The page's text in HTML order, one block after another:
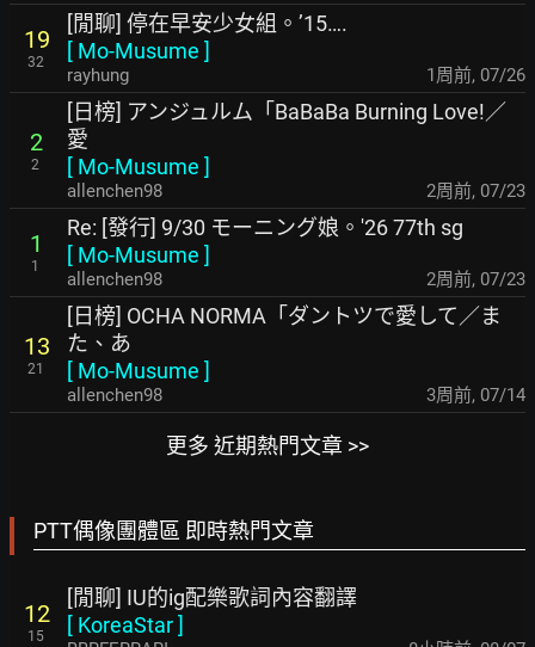
19
32
[閒聊] 停在早安少女組。’15….
[ Mo-Musume ]
rayhung 1周前, 07/26
2
2
[日榜] アンジュルム「BaBaBa Burning Love!／
愛
[ Mo-Musume ]
allenchen98 2周前, 07/23
1
1
Re: [發行] 9/30 モーニング娘。'26 77th sg
[ Mo-Musume ]
allenchen98 2周前, 07/23
13
21
[日榜] OCHA NORMA「ダントツで愛して／ま
た、あ
[ Mo-Musume ]
allenchen98 3周前, 07/14
更多 近期熱門文章 >>
PTT偶像團體區 即時熱門文章
12
15
[閒聊] IU的ig配樂歌詞內容翻譯
[ KoreaStar]